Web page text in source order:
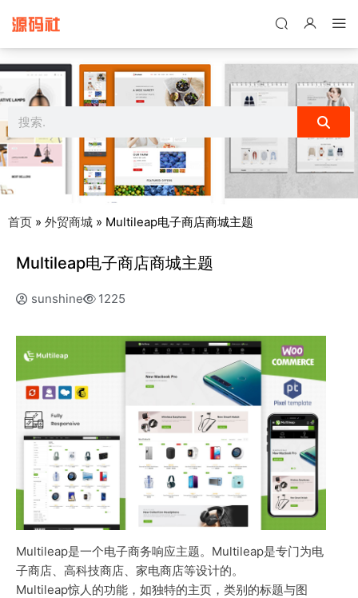
首页 » 外贸商城 » Multileap电子商店商城主题
Multileap电子商店商城主题
sunshine 1225
Multileap是一个电子商务响应主题。Multileap是专门为电
子商店、高科技商店、家电商店等设计的。
Multileap惊人的功能，如独特的主页，类别的标题与图